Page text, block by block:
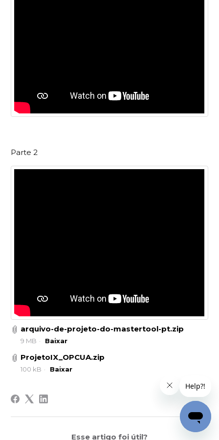
Parte 2
arquivo-de-projeto-do-mastertool-pt.zip
9 MB Baixar
ProjetoIX_OPCUA.zip
100 kB Baixar
Esse artigo foi útil?